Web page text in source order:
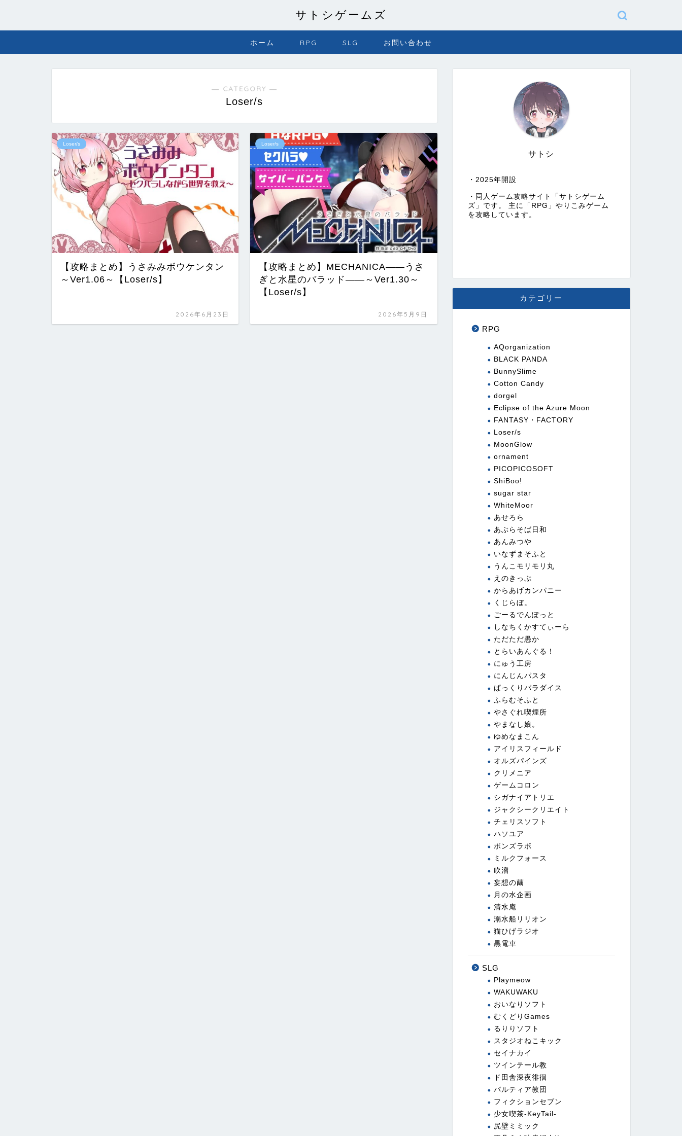
サトシゲームズ
ホーム RPG SLG お問い合わせ
― CATEGORY ―
Loser/s
Loser/s
【攻略まとめ】うさみみボウケンタン
～Ver1.06～【Loser/s】
2026年6月23日
Loser/s
【攻略まとめ】MECHANICA――うさ
ぎと水星のバラッド――～Ver1.30～
【Loser/s】
2026年5月9日
サトシ
・2025年開設
・同人ゲーム攻略サイト「サトシゲーム
ズ」です。 主に「RPG」やりこみゲーム
を攻略しています。
カテゴリー
RPG
AQorganization
BLACK PANDA
BunnySlime
Cotton Candy
dorgel
Eclipse of the Azure Moon
FANTASY・FACTORY
Loser/s
MoonGlow
ornament
PICOPICOSOFT
ShiBoo!
sugar star
WhiteMoor
あせろら
あぶらそば日和
あんみつや
いなずまそふと
うんこモリモリ丸
えのきっぷ
からあげカンパニー
くじらぼ。
ごーるでんぽっと
しなちくかすてぃーら
ただただ愚か
とらいあんぐる！
にゅう工房
にんじんパスタ
ぱっくりパラダイス
ふらむそふと
やさぐれ喫煙所
やまなし娘。
ゆめなまこん
アイリスフィールド
オルズパインズ
クリメニア
ゲームコロン
シガナイアトリエ
ジャクシークリエイト
チェリスソフト
ハソユア
ボンズラボ
ミルクフォース
吹溜
妄想の繭
月の水企画
清水庵
溺水船リリオン
猫ひげラジオ
黒電車
SLG
Playmeow
WAKUWAKU
おいなりソフト
むくどりGames
るりりソフト
スタジオねこキック
セイナカイ
ツインテール教
ド田舎深夜徘徊
パルティア教団
フィクションセブン
少女喫茶-KeyTail-
尻壁ミミック